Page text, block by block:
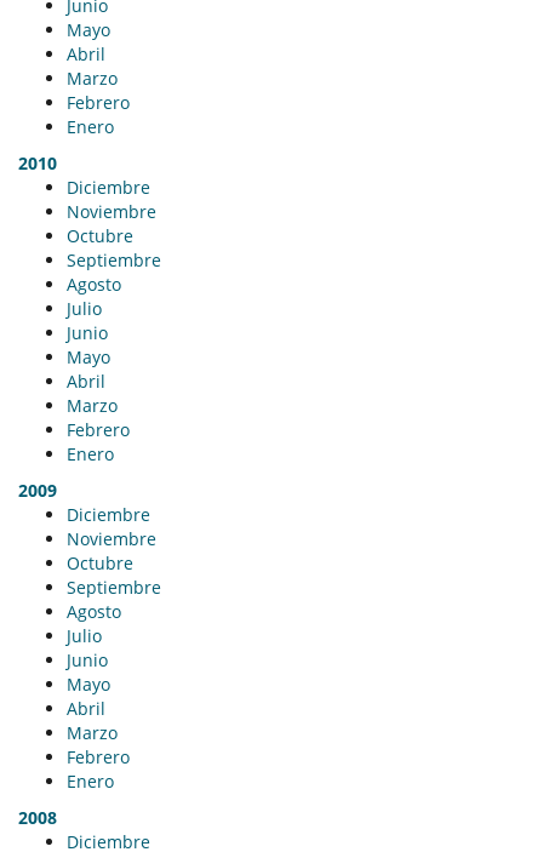
Junio
Mayo
Abril
Marzo
Febrero
Enero
2010
Diciembre
Noviembre
Octubre
Septiembre
Agosto
Julio
Junio
Mayo
Abril
Marzo
Febrero
Enero
2009
Diciembre
Noviembre
Octubre
Septiembre
Agosto
Julio
Junio
Mayo
Abril
Marzo
Febrero
Enero
2008
Diciembre